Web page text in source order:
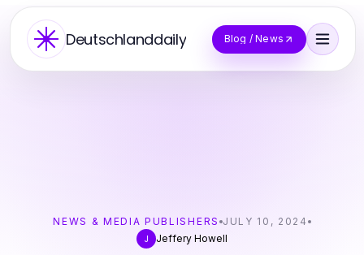
Deutschlanddaily Blog / News
NEWS & MEDIA PUBLISHERS JULY 10, 2024
J
Jeffery Howell